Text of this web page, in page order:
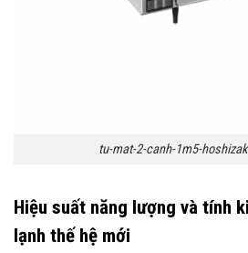
tu-mat-2-canh-1m5-
Hiệu suất năng lượng và tính
lạnh thế hệ mới